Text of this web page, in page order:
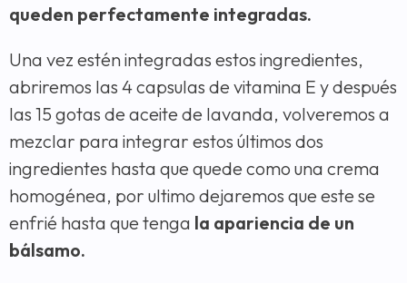
queden perfectamente integradas.
Una vez estén integradas estos ingredientes,
abriremos las 4 capsulas de vitamina E y después
las 15 gotas de aceite de lavanda, volveremos a
mezclar para integrar estos últimos dos
ingredientes hasta que quede como una crema
homogénea, por ultimo dejaremos que este se
enfrié hasta que tenga la apariencia de un
bálsamo.